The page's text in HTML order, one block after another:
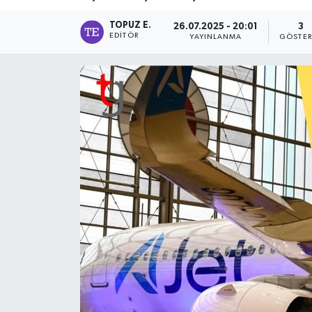
TOPUZ E.
EDITÖR
26.07.2025 - 20:01
YAYINLANMA
3